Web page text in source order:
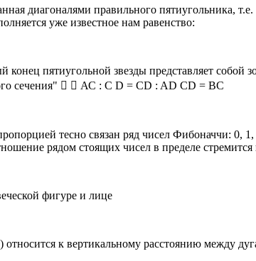
диагоналями правильного пятиугольника,
уже известное нам равенство:
конец пятиугольной звезды представляет
сечения"   АС : С D = CD : AD CD = BC
тесно связан ряд чисел Фибоначчи: 0,
рядом стоящих чисел в пределе
фигуре и лице
относится к вертикальному расстоянию между